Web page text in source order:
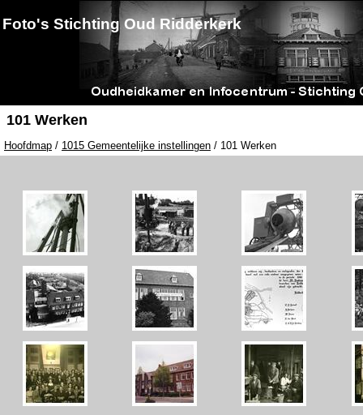
Foto's Stichting Oud Ridderkerk
101 Werken
Hoofdmap / 1015 Gemeentelijke instellingen / 101 Werken